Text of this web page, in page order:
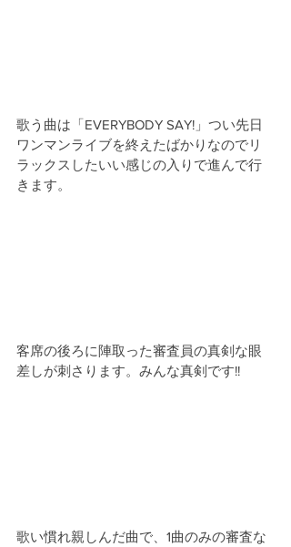
歌う曲は「EVERYBODY SAY!」つい先日
ワンマンライブを終えたばかりなのでリ
ラックスしたいい感じの入りで進んで行
きます。
客席の後ろに陣取った審査員の真剣な眼
差しが刺さります。みんな真剣です!!
歌い慣れ親しんだ曲で、1曲のみの審査な